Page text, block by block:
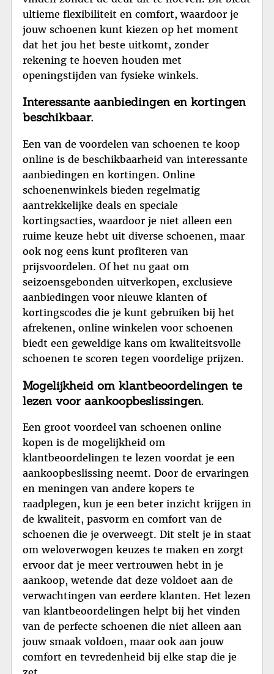
ultieme flexibiliteit en comfort, waardoor je
jouw schoenen kunt kiezen op het moment
dat het jou het beste uitkomt, zonder
rekening te hoeven houden met
openingstijden van fysieke winkels.
Interessante aanbiedingen en kortingen
beschikbaar.
Een van de voordelen van schoenen te koop
online is de beschikbaarheid van interessante
aanbiedingen en kortingen. Online
schoenenwinkels bieden regelmatig
aantrekkelijke deals en speciale
kortingsacties, waardoor je niet alleen een
ruime keuze hebt uit diverse schoenen, maar
ook nog eens kunt profiteren van
prijsvoordelen. Of het nu gaat om
seizoensgebonden uitverkopen, exclusieve
aanbiedingen voor nieuwe klanten of
kortingscodes die je kunt gebruiken bij het
afrekenen, online winkelen voor schoenen
biedt een geweldige kans om kwaliteitsvolle
schoenen te scoren tegen voordelige prijzen.
Mogelijkheid om klantbeoordelingen te
lezen voor aankoopbeslissingen.
Een groot voordeel van schoenen online
kopen is de mogelijkheid om
klantbeoordelingen te lezen voordat je een
aankoopbeslissing neemt. Door de ervaringen
en meningen van andere kopers te
raadplegen, kun je een beter inzicht krijgen in
de kwaliteit, pasvorm en comfort van de
schoenen die je overweegt. Dit stelt je in staat
om weloverwogen keuzes te maken en zorgt
ervoor dat je meer vertrouwen hebt in je
aankoop, wetende dat deze voldoet aan de
verwachtingen van eerdere klanten. Het lezen
van klantbeoordelingen helpt bij het vinden
van de perfecte schoenen die niet alleen aan
jouw smaak voldoen, maar ook aan jouw
comfort en tevredenheid bij elke stap die je